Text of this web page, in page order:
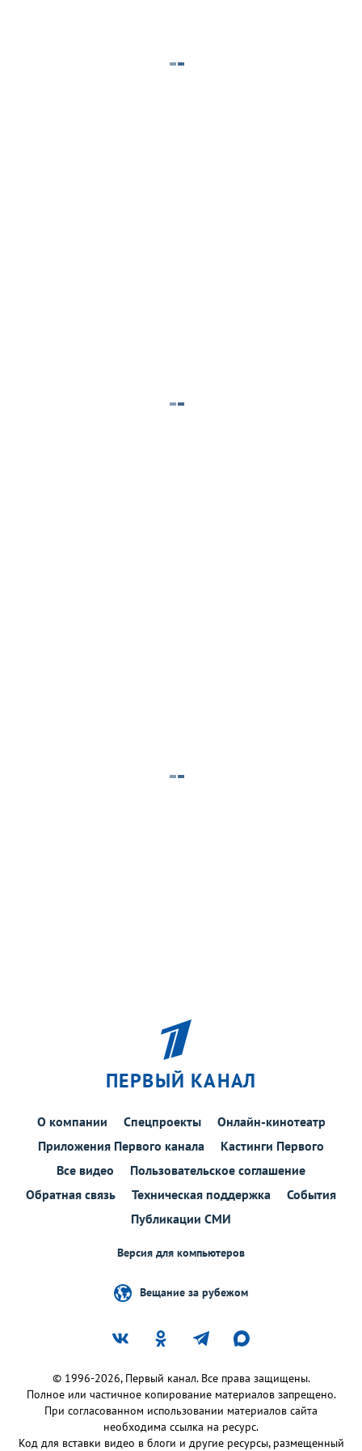
ПЕРВЫЙ КАНАЛ
О компании Спецпроекты
Онлайн-кинотеатр
Приложения Первого канала
Кастинги Первого
Все видео
Пользовательское соглашение
Обратная связь
Техническая поддержка
События
Публикации СМИ
Версия для компьютеров
Вещание за рубежом
© 1996-2026, Первый канал. Все права защищены.
Полное или частичное копирование материалов запрещено.
При согласованном использовании материалов сайта
необходима ссылка на ресурс.
Код для вставки видео в блоги и другие ресурсы, размещенный